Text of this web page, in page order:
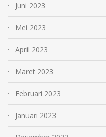
Juni 2023
Mei 2023
April 2023
Maret 2023
Februari 2023
Januari 2023